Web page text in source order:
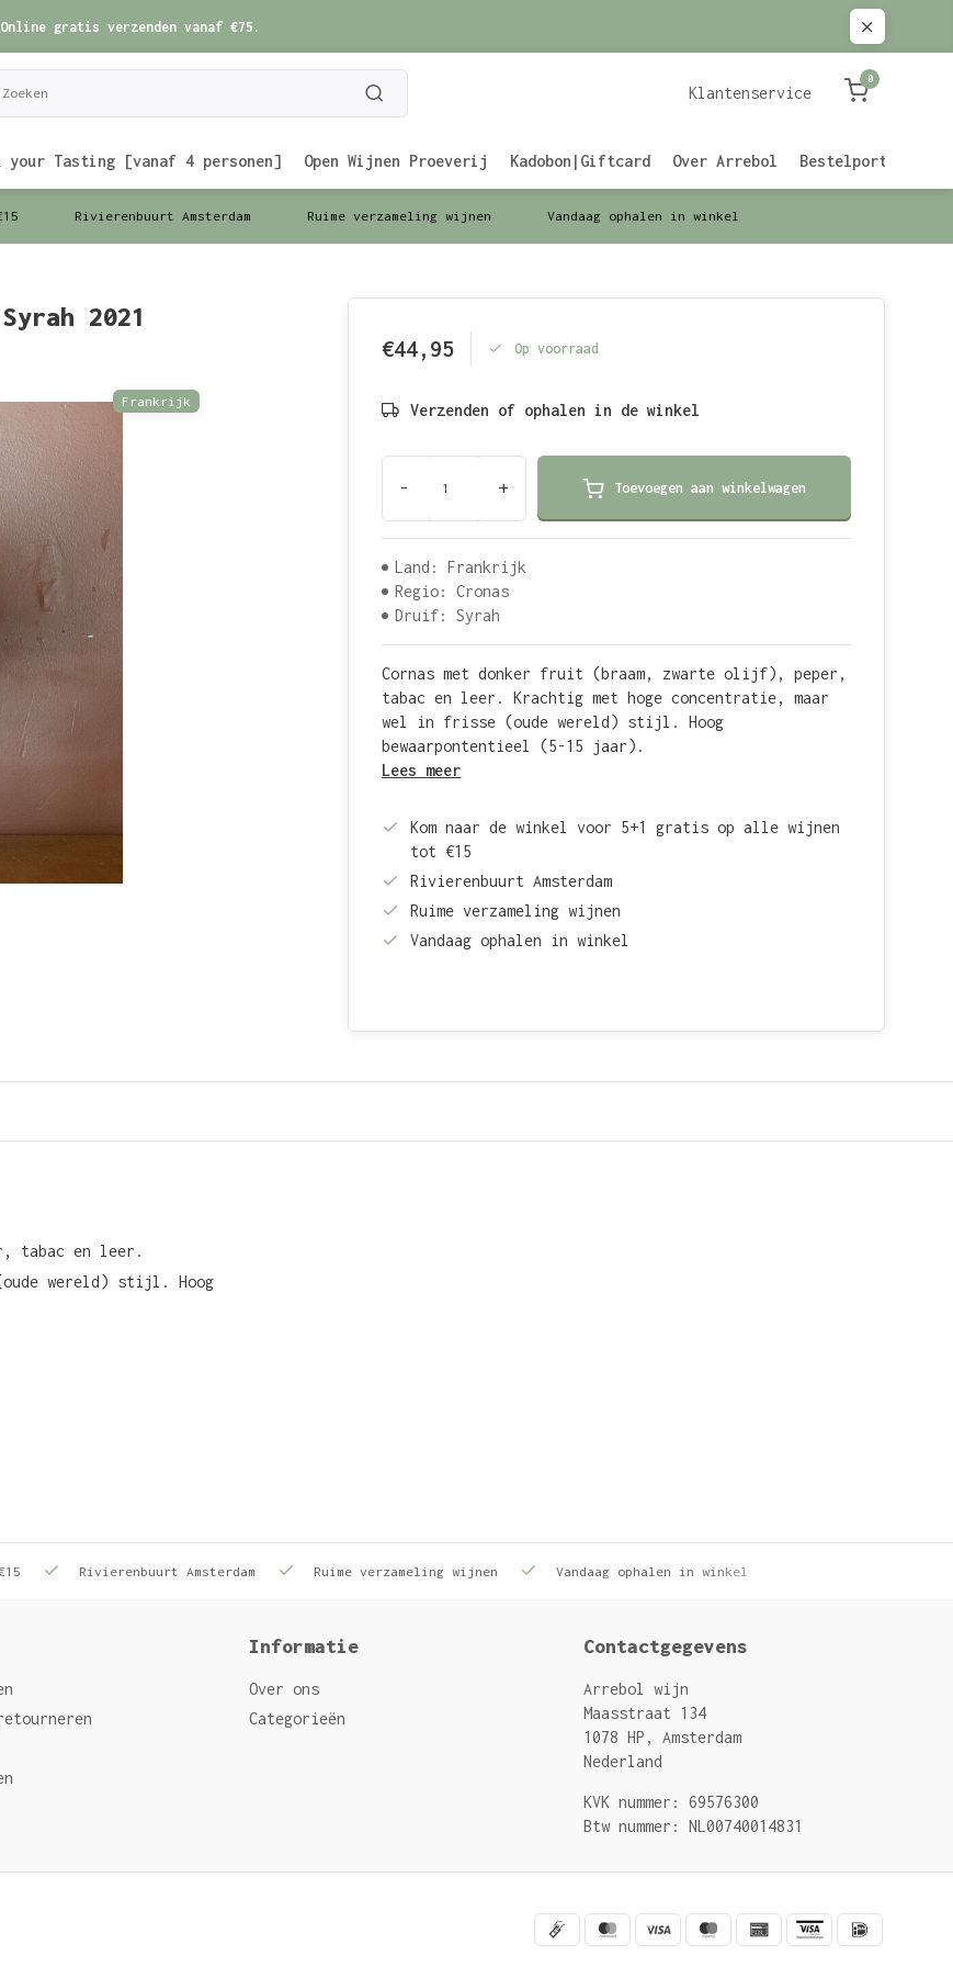
gratis verzenden vanaf €75.
Klantenservice
0
your Tasting [vanaf 4 personen] Open Wijnen Proeverij Kadobon|Giftcard Over Arrebol Bestelportaal
Rivierenbuurt Amsterdam Ruime verzameling wijnen Vandaag ophalen in winkel
2021
Frankrijk
€44,95 Op voorraad
Verzenden of ophalen in de winkel
- + Toevoegen aan winkelwagen
Land: Frankrijk
Regio: Cronas
Druif: Syrah
Cornas met donker fruit (braam, zwarte olijf), peper,
tabac en leer. Krachtig met hoge concentratie, maar
wel in frisse (oude wereld) stijl. Hoog
bewaarpontentieel (5-15 jaar).
Lees meer
Kom naar de winkel voor 5+1 gratis op alle wijnen
tot €15
Rivierenbuurt Amsterdam
Ruime verzameling wijnen
Vandaag ophalen in winkel
tabac en leer.
wereld) stijl. Hoog
Rivierenbuurt Amsterdam Ruime verzameling wijnen Vandaag ophalen in winkel
Informatie
Over ons
Categorieën
Contactgegevens
Arrebol wijn
Maasstraat 134
1078 HP, Amsterdam
Nederland
KVK nummer: 69576300
Btw nummer: NL00740014831